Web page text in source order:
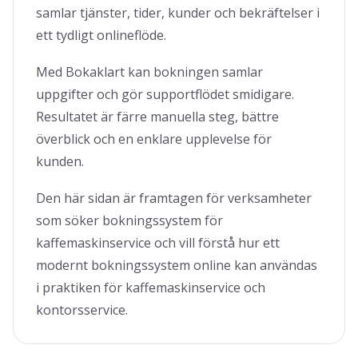
samlar tjänster, tider, kunder och bekräftelser i
ett tydligt onlineflöde.
Med Bokaklart kan bokningen samlar
uppgifter och gör supportflödet smidigare.
Resultatet är färre manuella steg, bättre
överblick och en enklare upplevelse för
kunden.
Den här sidan är framtagen för verksamheter
som söker bokningssystem för
kaffemaskinservice och vill förstå hur ett
modernt bokningssystem online kan användas
i praktiken för kaffemaskinservice och
kontorsservice.